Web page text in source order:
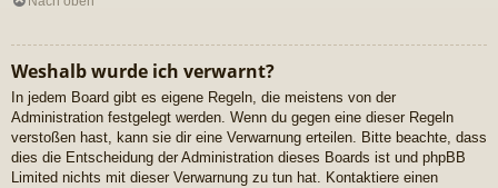
Weshalb wurde ich verwarnt?
In jedem Board gibt es eigene Regeln, die meistens von der
Administration festgelegt werden. Wenn du gegen eine dieser Regeln
verstoßen hast, kann sie dir eine Verwarnung erteilen. Bitte beachte, dass
dies die Entscheidung der Administration dieses Boards ist und phpBB
Limited nichts mit dieser Verwarnung zu tun hat. Kontaktiere einen